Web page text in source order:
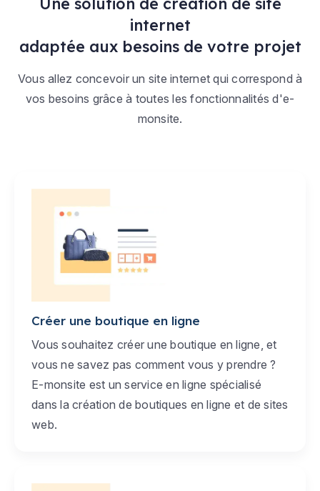
internet
adaptée aux besoins de votre projet
Vous allez concevoir un site internet qui correspond à
vos besoins grâce à toutes les fonctionnalités d'e-
monsite.
Créer une boutique en ligne
Vous souhaitez créer une boutique en ligne, et
vous ne savez pas comment vous y prendre ?
E-monsite est un service en ligne spécialisé
dans la création de boutiques en ligne et de sites
web.